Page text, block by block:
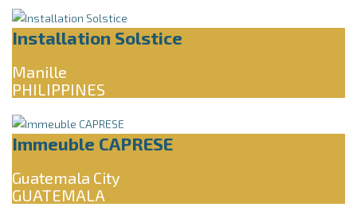
Installation Solstice
Manille
PHILIPPINES
Immeuble CAPRESE
Guatemala City
GUATEMALA